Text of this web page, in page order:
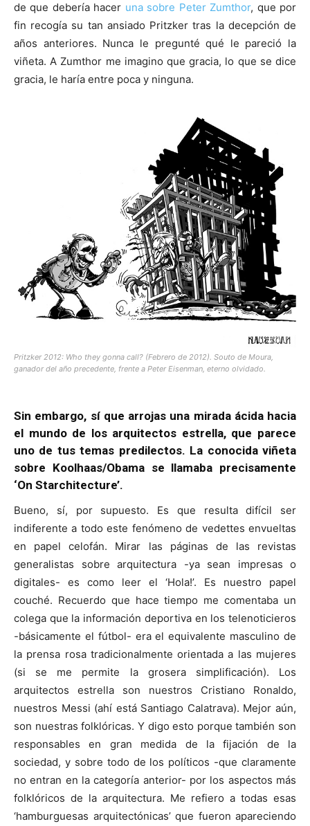
de que debería hacer una sobre Peter Zumthor, que por
fin recogía su tan ansiado Pritzker tras la decepción de
años anteriores. Nunca le pregunté qué le pareció la
viñeta. A Zumthor me imagino que gracia, lo que se dice
gracia, le haría entre poca y ninguna.
Pritzker 2012: Who they gonna call? (Febrero de 2012). Souto de Moura,
ganador del año precedente, frente a Peter Eisenman, eterno olvidado.
Sin embargo, sí que arrojas una mirada ácida hacia
el mundo de los arquitectos estrella, que parece
uno de tus temas predilectos. La conocida viñeta
sobre Koolhaas/Obama se llamaba precisamente
‘On Starchitecture’.
Bueno, sí, por supuesto. Es que resulta difícil ser
indiferente a todo este fenómeno de vedettes envueltas
en papel celofán. Mirar las páginas de las revistas
generalistas sobre arquitectura -ya sean impresas o
digitales- es como leer el ‘Hola!’. Es nuestro papel
couché. Recuerdo que hace tiempo me comentaba un
colega que la información deportiva en los telenoticieros
-básicamente el fútbol- era el equivalente masculino de
la prensa rosa tradicionalmente orientada a las mujeres
(si se me permite la grosera simplificación). Los
arquitectos estrella son nuestros Cristiano Ronaldo,
nuestros Messi (ahí está Santiago Calatrava). Mejor aún,
son nuestras folklóricas. Y digo esto porque también son
responsables en gran medida de la fijación de la
sociedad, y sobre todo de los políticos -que claramente
no entran en la categoría anterior- por los aspectos más
folklóricos de la arquitectura. Me refiero a todas esas
‘hamburguesas arquitectónicas’ que fueron apareciendo